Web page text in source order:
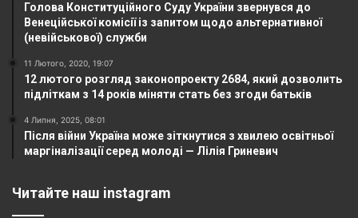
Голова Конституційного Суду України звернувся до
Венеційської комісії із запитом щодо альтернативної
(невійськової) служби
11 Лютого, 2020, 19:07
12 лютого розгляд законопроекту 2684, який дозволить
підліткам з 14 років міняти стать без згоди батьків
4 Липня, 2025, 08:01
Після війни Україна може зіткнутися з хвилею освітньої
маргіналізації серед молоді — Лілія Гриневич
Читайте наш instagram